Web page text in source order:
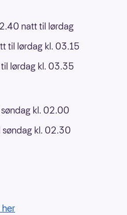
natt til lørdag
til lørdag kl. 03.15
lørdag kl. 03.35
kl. 02.00
kl. 02.30